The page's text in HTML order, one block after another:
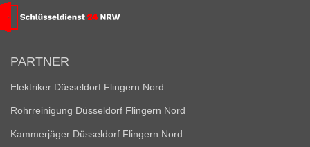
PARTNER
Elektriker Düsseldorf Flingern Nord
Rohrreinigung Düsseldorf Flingern Nord
Kammerjäger Düsseldorf Flingern Nord